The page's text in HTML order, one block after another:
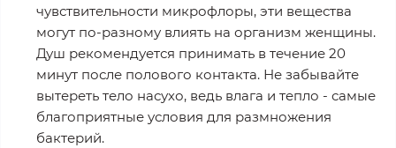
чувствительности микрофлоры, эти вещества
могут по-разному влиять на организм женщины.
Душ рекомендуется принимать в течение 20
минут после полового контакта. Не забывайте
вытереть тело насухо, ведь влага и тепло - самые
благоприятные условия для размножения
бактерий.